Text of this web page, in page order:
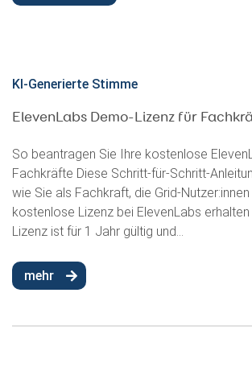
KI-Generierte Stimme
ElevenLabs Demo-Lizenz für
So beantragen Sie Ihre kostenlose
Fachkräfte Diese Schritt-für-Schritt-
wie Sie als Fachkraft, die Grid-
kostenlose Lizenz bei ElevenLabs erhalten
Lizenz ist für 1 Jahr gültig und...
mehr